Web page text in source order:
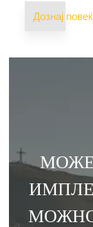
Дознај